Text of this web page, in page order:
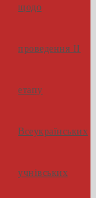
щодо
проведення ІІ
етапу
Всеукраїнських
учнівських